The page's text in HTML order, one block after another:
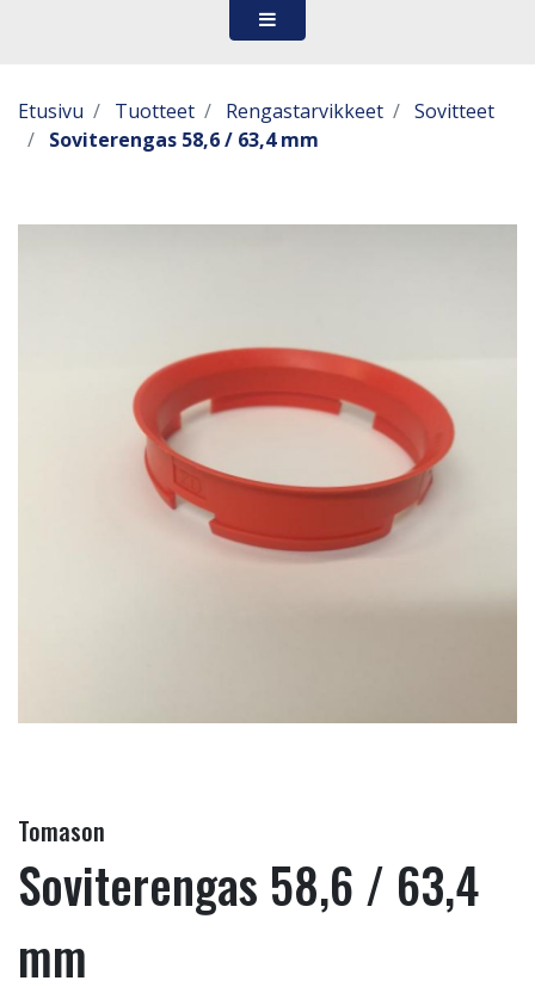
Etusivu Tuotteet Rengastarvikkeet
Sovitteet
Soviterengas 58,6 / 63,4 mm
Tomason
Soviterengas 58,6 / 63,4
mm